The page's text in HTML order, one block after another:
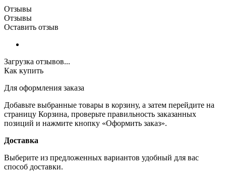
Отзывы
Отзывы
Оставить отзыв
Загрузка отзывов...
Как купить
Для оформления заказа
Добавьте выбранные товары в корзину, а затем перейдите на
страницу Корзина, проверьте правильность заказанных
позиций и нажмите кнопку «Оформить заказ».
Доставка
Выберите из предложенных вариантов удобный для вас
способ доставки.